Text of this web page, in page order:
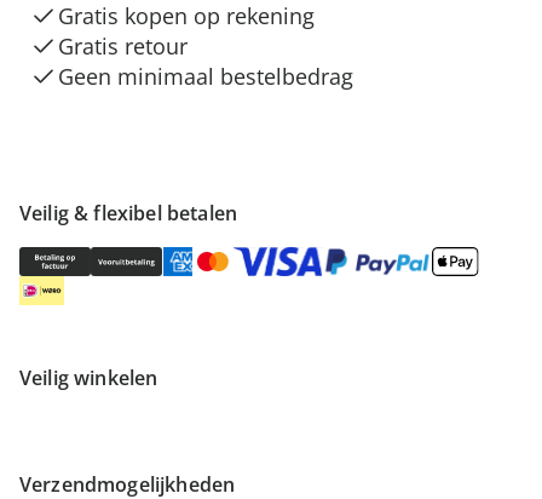
Veilig & flexibel betalen
Veilig winkelen
Verzendmogelijkheden
Gratis kopen op rekening
Gratis retour
Geen minimaal bestelbedrag